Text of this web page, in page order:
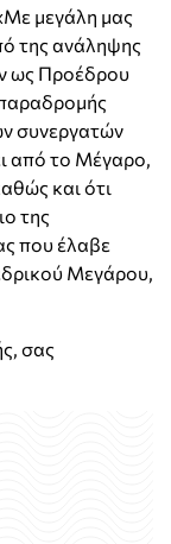
μεγάλη μας
της ανάληψης
ως Προέδρου
συνεργατών
από το Μέγαρο,
και ότι
της
που έλαβε
Μεγάρου,
σας